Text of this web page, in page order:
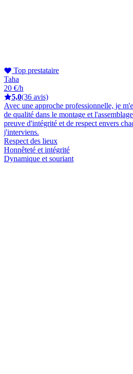
Top prestataire
Taha
20 €/h
5,0(36 avis)
Avec une approche professionnelle, je
de qualité dans le montage et
preuve d'intégrité et de respect envers
j'interviens.
Respect des lieux
Honnêteté et intégrité
Dynamique et souriant